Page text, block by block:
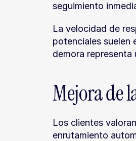
seguimiento
La velocidad de
potenciales suelen
demora
Mejora de
Los clientes
enrutamiento